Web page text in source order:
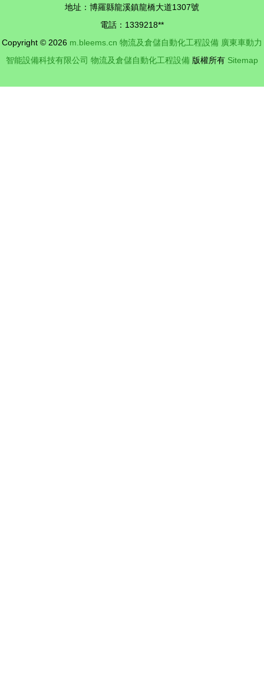
自動化設備
發展
地址：博羅縣龍溪鎮龍橋大道1307號
電話：1339218**
Copyright © 2026 m.bleems.cn 物流及倉儲自動化工程設備 廣東車動力
智能設備科技有限公司 物流及倉儲自動化工程設備 版權所有 Sitemap